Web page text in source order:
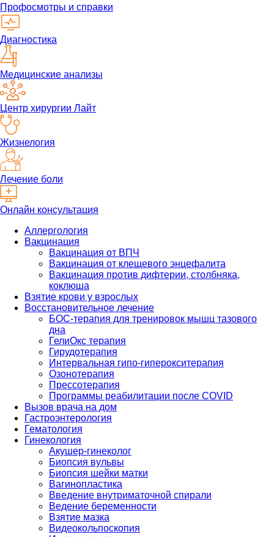
Профосмотры и справки
Диагностика
Медицинские анализы
Центр хирургии Лайт
Жизнелогия
Лечение боли
Онлайн консультация
Аллергология
Вакцинация
Вакцинация от ВПЧ
Вакцинация от клещевого энцефалита
Вакцинация против дифтерии, столбняка,
коклюша
Взятие крови у взрослых
Восстановительное лечение
БОС-терапия для тренировок мышц тазового
дна
ГелиОкс терапия
Гирудотерапия
Интервальная гипо-гиперокситерапия
Озонотерапия
Прессотерапия
Программы реабилитации после СOVID
Вызов врача на дом
Гастроэнтерология
Гематология
Гинекология
Акушер-гинеколог
Биопсия вульвы
Биопсия шейки матки
Вагинопластика
Введение внутриматочной спирали
Ведение беременности
Взятие мазка
Видеокольпоскопия